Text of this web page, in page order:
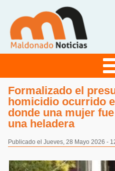
Formalizado el
homicidio ocurrido
donde una mujer
una heladera
Publicado el Jueves, 28 Mayo 2026 -